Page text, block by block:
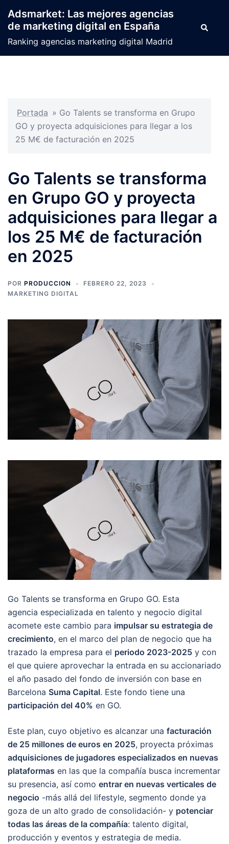
contenido
Adsmarket: Las mejores agencias
de marketing digital en España
Ranking agencias marketing digital Madrid
Buscar
Portada » Go Talents se transforma en Grupo
GO y proyecta adquisiciones para llegar a los
25 M€ de facturación en 2025
Go Talents se transforma
en Grupo GO y proyecta
adquisiciones para llegar a
los 25 M€ de facturación
en 2025
POR PRODUCCION
FEBRERO 22, 2023
MARKETING DIGITAL
Go Talents se transforma en Grupo GO. Esta
agencia especializada en talento y negocio digital
acomete este cambio para impulsar su estrategia de
crecimiento, en el marco del plan de negocio que ha
trazado la empresa para el periodo 2023-2025 y con
el que quiere aprovechar la entrada en su accionariado
el año pasado del fondo de inversión con base en
Barcelona Suma Capital. Este fondo tiene una
participación del 40% en GO.
Este plan, cuyo objetivo es alcanzar una facturación
de 25 millones de euros en 2025, proyecta próximas
adquisiciones de jugadores especializados en nuevas
plataformas en las que la compañía busca incrementar
su presencia, así como entrar en nuevas verticales de
negocio -más allá del lifestyle, segmento donde ya
goza de un alto grado de consolidación- y potenciar
todas las áreas de la compañía: talento digital,
producción y eventos y estrategia de media.